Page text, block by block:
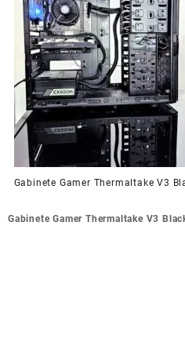
Gabinete Gamer Thermaltake V3
Navegación
Gabinete Gamer Thermaltake V3